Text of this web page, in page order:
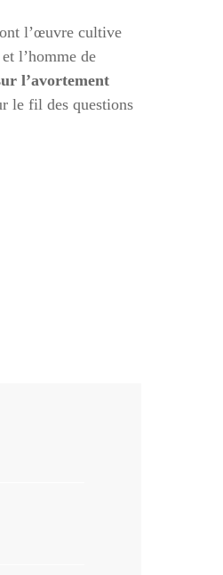
l’œuvre cultive
l’homme de
l’avortement
le fil des questions